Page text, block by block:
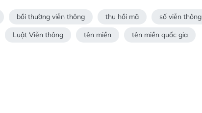
bồi thường viễn thông thu hồi mã số viễn thông
Luật Viễn thông tên miền tên miền quốc gia